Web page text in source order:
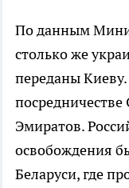
По данным
столько же
переданы
Эмиратов.
освобождения
Беларуси, где